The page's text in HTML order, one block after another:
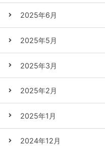
2025年6月
2025年5月
2025年3月
2025年2月
2025年1月
2024年12月